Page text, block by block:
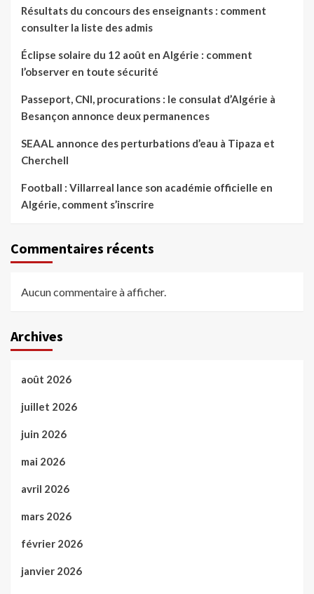
Résultats du concours des enseignants : comment
consulter la liste des admis
Éclipse solaire du 12 août en Algérie : comment
l’observer en toute sécurité
Passeport, CNI, procurations : le consulat d’Algérie à
Besançon annonce deux permanences
SEAAL annonce des perturbations d’eau à Tipaza et
Cherchell
Football : Villarreal lance son académie officielle en
Algérie, comment s’inscrire
Commentaires récents
Aucun commentaire à afficher.
Archives
août 2026
juillet 2026
juin 2026
mai 2026
avril 2026
mars 2026
février 2026
janvier 2026